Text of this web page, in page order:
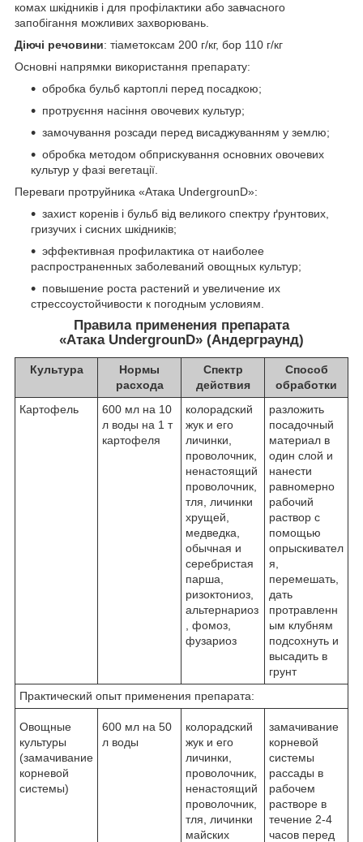
комах шкідників і для профілактики або завчасного
запобігання можливих захворювань.
Діючі речовини: тіаметоксам 200 г/кг, бор 110 г/кг
Основні напрямки використання препарату:
обробка бульб картоплі перед посадкою;
протруєння насіння овочевих культур;
замочування розсади перед висаджуванням у землю;
обробка методом обприскування основних овочевих
культур у фазі вегетації.
Переваги протруйника «Атака UndergrounD»:
захист коренів і бульб від великого спектру ґрунтових,
гризучих і сисних шкідників;
эффективная профилактика от наиболее
распространенных заболеваний овощных культур;
повышение роста растений и увеличение их
стрессоустойчивости к погодным условиям.
Правила применения препарата
«Атака UndergrounD» (Андерграунд)
Культура
Нормы
расхода
Спектр
действия
Способ
обработки
Картофель
600 мл на 10
л воды на 1 т
картофеля
колорадский
жук и его
личинки,
проволочник,
ненастоящий
проволочник,
тля, личинки
хрущей,
медведка,
обычная и
серебристая
парша,
ризоктониоз,
альтернариоз
, фомоз,
фузариоз
разложить
посадочный
материал в
один слой и
нанести
равномерно
рабочий
раствор с
помощью
опрыскивател
я,
перемешать,
дать
протравленн
ым клубням
подсохнуть и
высадить в
грунт
Практический опыт применения препарата:
Овощные
культуры
(замачивание
корневой
системы)
600 мл на 50
л воды
колорадский
жук и его
личинки,
проволочник,
ненастоящий
проволочник,
тля, личинки
майских
замачивание
корневой
системы
рассады в
рабочем
растворе в
течение 2-4
часов перед